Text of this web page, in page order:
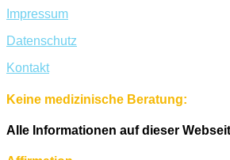
Impressum
Datenschutz
Kontakt
Keine medizinische Beratung:
Alle Informationen auf dieser